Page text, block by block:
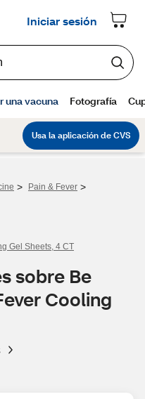
> Pain & Fever >
Gel Sheets, 4 CT
sobre Be
Cooling